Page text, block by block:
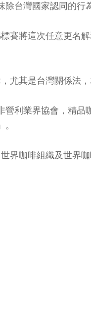
台灣國家認同的行
賽將這次任意更名
尤其是台灣關係法
營利業界協會，精
界咖啡組織及世界